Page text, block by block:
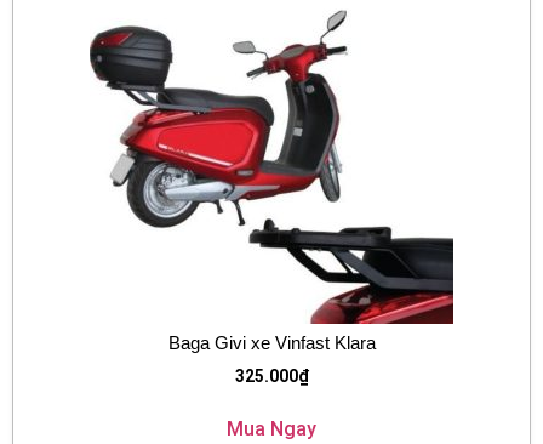
Baga Givi xe Vinfast Klara
325.000₫
Mua Ngay